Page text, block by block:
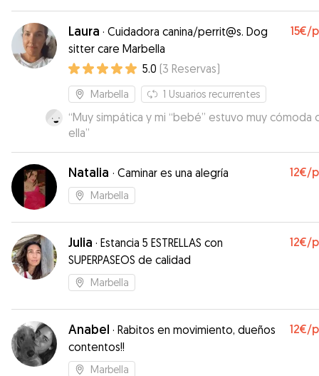
Laura · Cuidadora canina/perrit@s. Dog
sitter care Marbella
15€/
5.0 (3 Reservas)
Marbella 1 Usuarios recurrentes
“Muy simpática y mi “bebé” estuvo muy cómoda
ella”
Natalia · Caminar es una alegría 12€/
Marbella
Julia · Estancia 5 ESTRELLAS con
SUPERPASEOS de calidad
12€/
Marbella
Anabel · Rabitos en movimiento, dueños
contentos!!
12€/
Marbella